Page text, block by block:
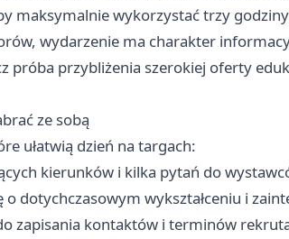
maksymalnie wykorzystać trzy
wydarzenie ma charakter
próba przybliżenia szerokiej oferty
ze sobą
ułatwią dzień na targach:
kierunków i kilka pytań do
dotychczasowym wykształceniu i
zapisania kontaktów i terminów